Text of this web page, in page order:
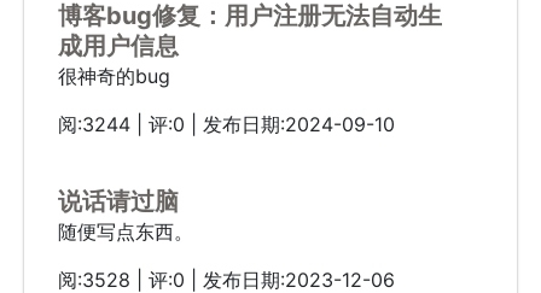
博客bug修复：用户注册无法自动生
成用户信息
很神奇的bug
阅:3244 | 评:0 | 发布日期:2024-09-10
说话请过脑
随便写点东西。
阅:3528 | 评:0 | 发布日期:2023-12-06